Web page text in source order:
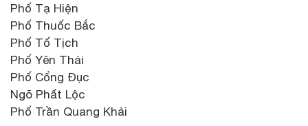
Phố Tạ Hiện
Phố Thuốc Bắc
Phố Tố Tịch
Phố Yên Thái
Phố Cổng Đục
Ngõ Phất Lộc
Phố Trần Quang Khải